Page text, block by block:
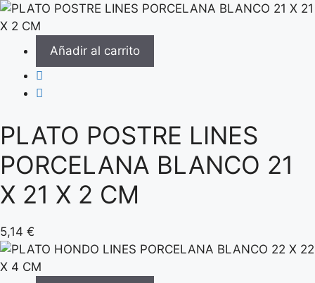
Añadir al carrito
PLATO POSTRE LINES
PORCELANA BLANCO 21
X 21 X 2 CM
5,14 €